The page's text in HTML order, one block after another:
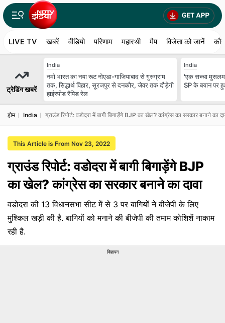
LIVE TV खबरें वीडियो परिणाम महारथी मैप विजेता को जानें
ट्रेडिंग खबरें
India
नमो भारत का नया रूट नोएडा-गाजियाबाद से गुरुग्राम
तक, सिद्धार्थ विहार, सूरजपुर से दनकौर, जेवर तक दौड़ेगी
हाईस्पीड रैपिड रेल
India
'एक सच्चा
SP के बयान पर
होम India ग्राउंड रिपोर्ट: वडोदरा में बागी बिगाड़ेंगे BJP का खेल? कांग्रेस का सरकार बनाने का
This Article is From Nov 23, 2022
ग्राउंड रिपोर्ट: वडोदरा में बागी बिगाड़ेंगे BJP
का खेल? कांग्रेस का सरकार बनाने का दावा
वडोदरा की 13 विधानसभा सीट में से 3 पर बागियों ने बीजेपी के लिए
मुश्किल खड़ी की है. बागियों को मनाने की बीजेपी की तमाम कोशिशें नाकाम
रही है.
विज्ञापन